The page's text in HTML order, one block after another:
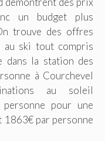
un budget plus
trouve des offres
au ski tout compris
dans la station des
à Courchevel
au soleil
pour une
1863€ par personne